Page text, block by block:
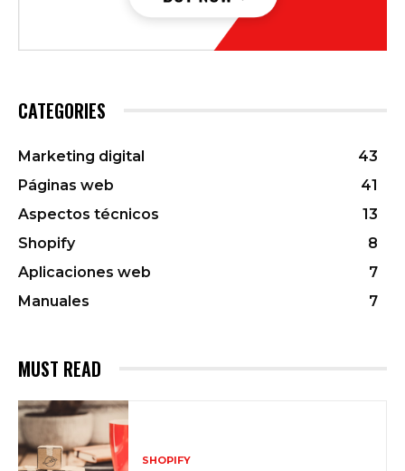
CATEGORIES
Marketing digital
43
Páginas web
41
Aspectos técnicos
13
Shopify
8
Aplicaciones web
7
Manuales
7
MUST READ
SHOPIFY